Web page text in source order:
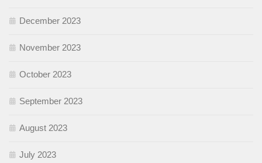
December 2023
November 2023
October 2023
September 2023
August 2023
July 2023